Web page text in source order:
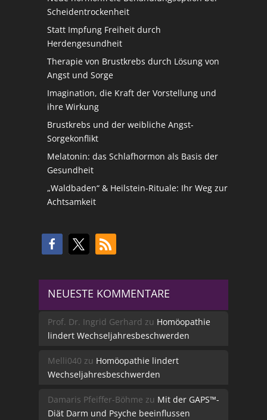
Scheidentrockenheit
Statt Impfung Freiheit durch
Herdengesundheit
Therapie von Brustkrebs durch Lösung von
Angst und Sorge
Imagination, die Kraft der Vorstellung und
ihre Wirkung
Brustkrebs und der weibliche Angst-
Sorgekonflikt
Melatonin: das Schlafhormon als Basis der
Gesundheit
„Waldbaden“ & Heilstein-Rituale: Ihr Weg zur
Achtsamkeit
NEUESTE KOMMENTARE
Prof. Dr. Ingrid Gerhard zu Homöopathie
lindert Wechseljahresbeschwerden
Melli040 zu Homöopathie lindert
Wechseljahresbeschwerden
Damaris Pfeiffer-Böhme zu Mit der GAPS™-
Diät Darm und Psyche beeinflussen